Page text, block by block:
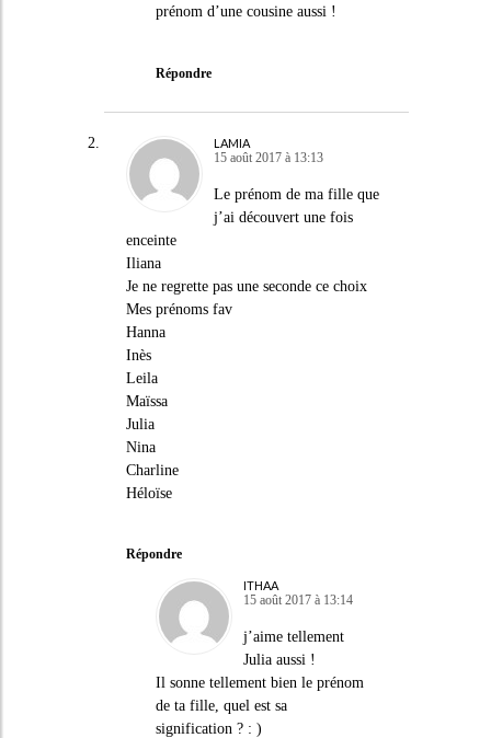
prénom d’une cousine aussi !
Répondre
LAMIA
15 août 2017 à 13:13
Le prénom de ma fille que
j’ai découvert une fois
enceinte
Iliana
Je ne regrette pas une seconde ce choix
Mes prénoms fav
Hanna
Inès
Leila
Maïssa
Julia
Nina
Charline
Héloïse
Répondre
ITHAA
15 août 2017 à 13:14
j’aime tellement
Julia aussi !
Il sonne tellement bien le prénom
de ta fille, quel est sa
signification ? : )